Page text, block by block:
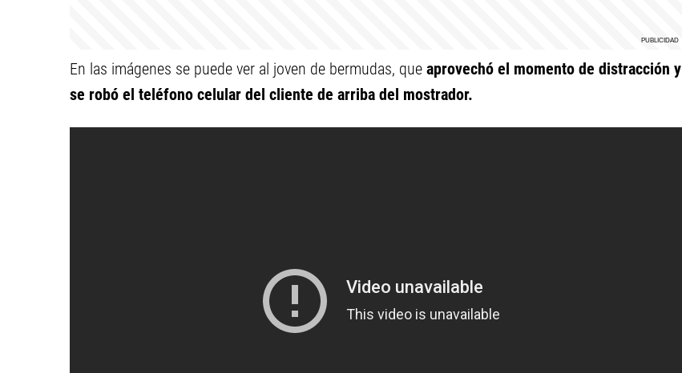
En las imágenes se puede ver al joven de bermudas, que aprovechó el momento de distracción y
se robó el teléfono celular del cliente de arriba del mostrador.